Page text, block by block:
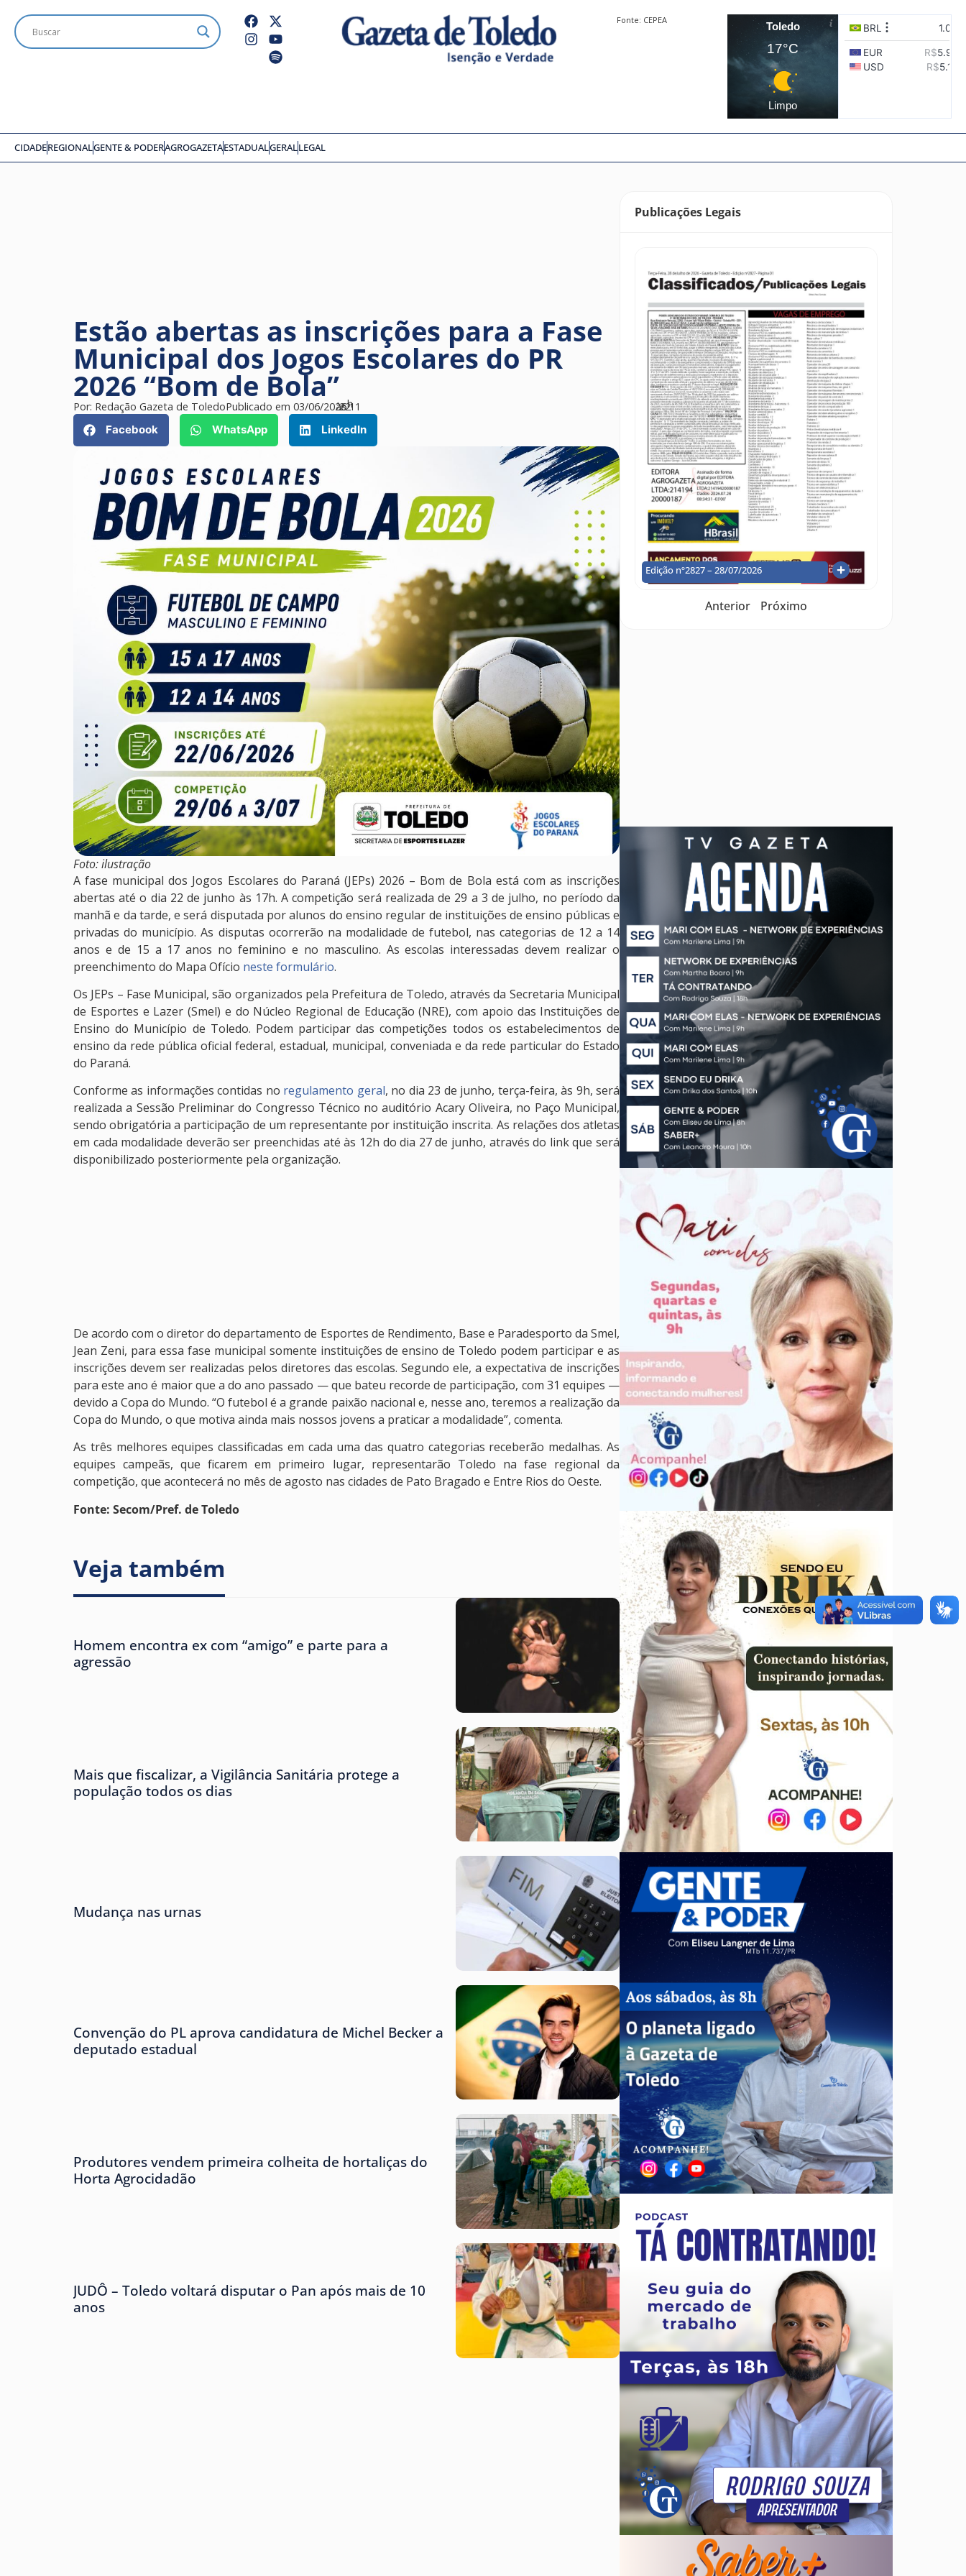
Fonte: CEPEA
Toledo
17°C
Limpo
CIDADEREGIONALGENTE & PODERAGROGAZETAESTADUALGERALLEGAL
Estão abertas as inscrições para a Fase
Municipal dos Jogos Escolares do PR
2026 “Bom de Bola”
Por: Redação Gazeta de ToledoPublicado em 03/06/2026
às11
h
22
Facebook
WhatsApp LinkedIn
Foto: ilustração
A fase municipal dos Jogos Escolares do Paraná (JEPs) 2026 – Bom de Bola está com as inscrições
abertas até o dia 22 de junho às 17h. A competição será realizada de 29 a 3 de julho, no período da
manhã e da tarde, e será disputada por alunos do ensino regular de instituições de ensino públicas e
privadas do município. As disputas ocorrerão na modalidade de futebol, nas categorias de 12 a 14
anos e de 15 a 17 anos no feminino e no masculino. As escolas interessadas devem realizar o
preenchimento do Mapa Ofício neste formulário.
Os JEPs – Fase Municipal, são organizados pela Prefeitura de Toledo, através da Secretaria Municipal
de Esportes e Lazer (Smel) e do Núcleo Regional de Educação (NRE), com apoio das Instituições de
Ensino do Município de Toledo. Podem participar das competições todos os estabelecimentos de
ensino da rede pública oficial federal, estadual, municipal, conveniada e da rede particular do Estado
do Paraná.
Conforme as informações contidas no regulamento geral, no dia 23 de junho, terça-feira, às 9h, será
realizada a Sessão Preliminar do Congresso Técnico no auditório Acary Oliveira, no Paço Municipal,
sendo obrigatória a participação de um representante por instituição inscrita. As relações dos atletas
em cada modalidade deverão ser preenchidas até às 12h do dia 27 de junho, através do link que será
disponibilizado posteriormente pela organização.
De acordo com o diretor do departamento de Esportes de Rendimento, Base e Paradesporto da Smel,
Jean Zeni, para essa fase municipal somente instituições de ensino de Toledo podem participar e as
inscrições devem ser realizadas pelos diretores das escolas. Segundo ele, a expectativa de inscrições
para este ano é maior que a do ano passado — que bateu recorde de participação, com 31 equipes —
devido a Copa do Mundo. “O futebol é a grande paixão nacional e, nesse ano, teremos a realização da
Copa do Mundo, o que motiva ainda mais nossos jovens a praticar a modalidade”, comenta.
As três melhores equipes classificadas em cada uma das quatro categorias receberão medalhas. As
equipes campeãs, que ficarem em primeiro lugar, representarão Toledo na fase regional da
competição, que acontecerá no mês de agosto nas cidades de Pato Bragado e Entre Rios do Oeste.
Fonte: Secom/Pref. de Toledo
Veja também
Homem encontra ex com “amigo” e parte para a
agressão
Mais que fiscalizar, a Vigilância Sanitária protege a
população todos os dias
Mudança nas urnas
Convenção do PL aprova candidatura de Michel Becker a
deputado estadual
Produtores vendem primeira colheita de hortaliças do
Horta Agrocidadão
JUDÔ – Toledo voltará disputar o Pan após mais de 10
anos
Publicações Legais
Edição nº2827 – 28/07/2026
Anterior Próximo